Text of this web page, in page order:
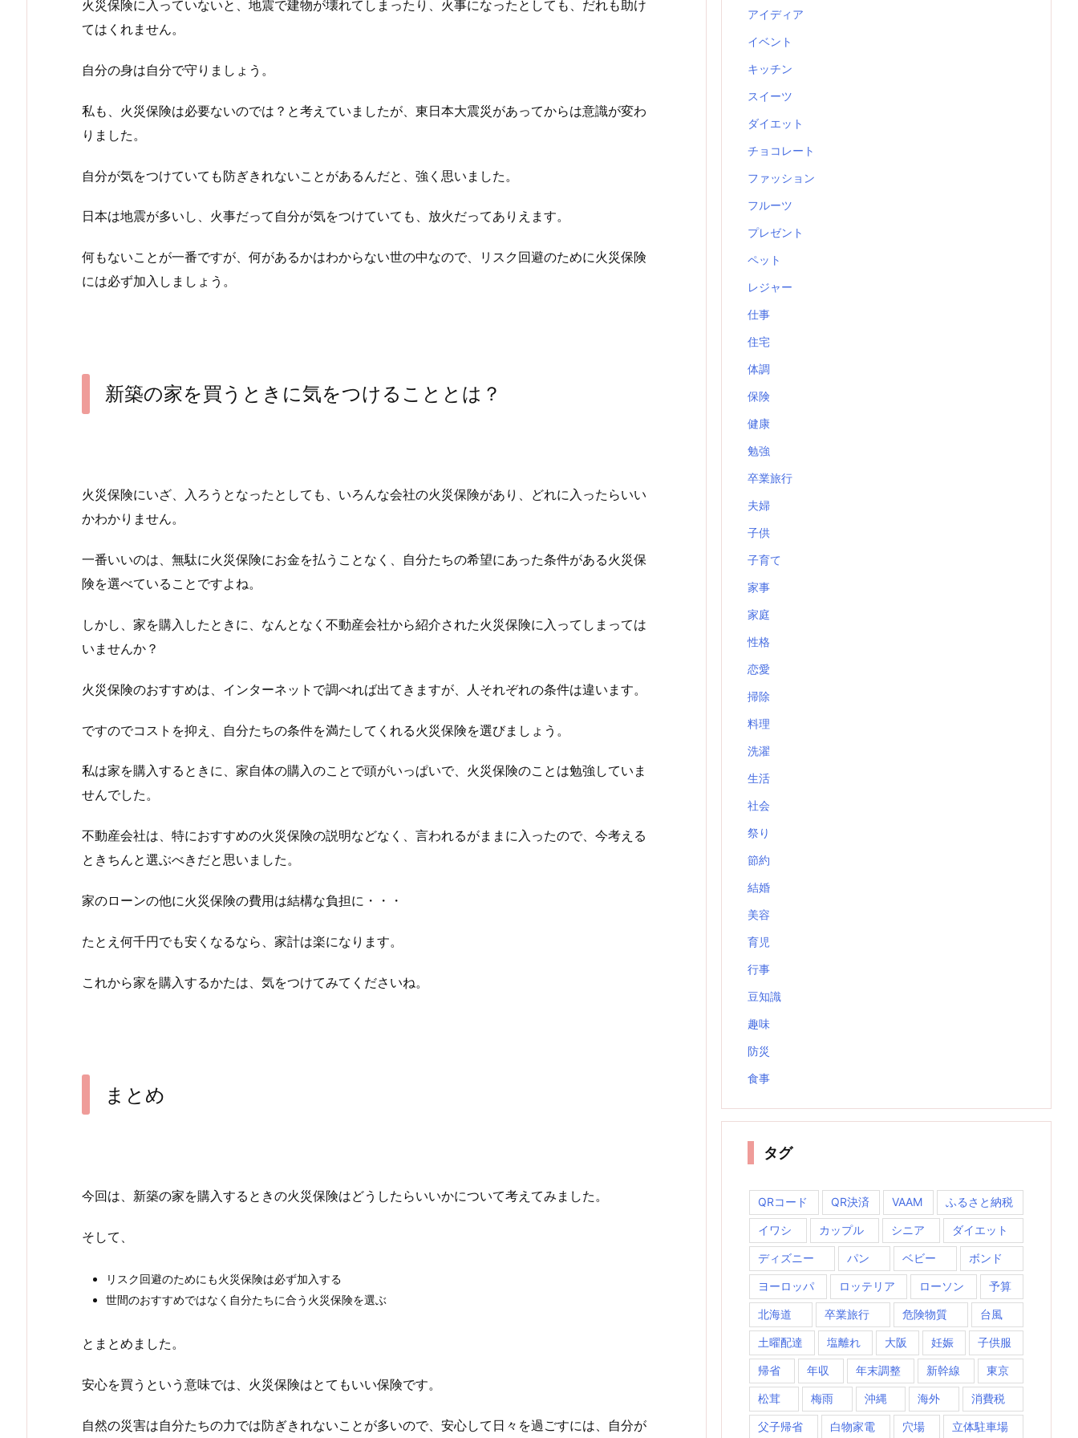
火災保険に入っていないと、地震で建物が壊れてしまったり、火事になったとしても、だれも助け
てはくれません。
自分の身は自分で守りましょう。
私も、火災保険は必要ないのでは？と考えていましたが、東日本大震災があってからは意識が変わ
りました。
自分が気をつけていても防ぎきれないことがあるんだと、強く思いました。
日本は地震が多いし、火事だって自分が気をつけていても、放火だってありえます。
何もないことが一番ですが、何があるかはわからない世の中なので、リスク回避のために火災保険
には必ず加入しましょう。
新築の家を買うときに気をつけることとは？
火災保険にいざ、入ろうとなったとしても、いろんな会社の火災保険があり、どれに入ったらいい
かわかりません。
一番いいのは、無駄に火災保険にお金を払うことなく、自分たちの希望にあった条件がある火災保
険を選べていることですよね。
しかし、家を購入したときに、なんとなく不動産会社から紹介された火災保険に入ってしまっては
いませんか？
火災保険のおすすめは、インターネットで調べれば出てきますが、人それぞれの条件は違います。
ですのでコストを抑え、自分たちの条件を満たしてくれる火災保険を選びましょう。
私は家を購入するときに、家自体の購入のことで頭がいっぱいで、火災保険のことは勉強していま
せんでした。
不動産会社は、特におすすめの火災保険の説明などなく、言われるがままに入ったので、今考える
ときちんと選ぶべきだと思いました。
家のローンの他に火災保険の費用は結構な負担に・・・
たとえ何千円でも安くなるなら、家計は楽になります。
これから家を購入するかたは、気をつけてみてくださいね。
まとめ
今回は、新築の家を購入するときの火災保険はどうしたらいいかについて考えてみました。
そして、
リスク回避のためにも火災保険は必ず加入する
世間のおすすめではなく自分たちに合う火災保険を選ぶ
とまとめました。
安心を買うという意味では、火災保険はとてもいい保険です。
自然の災害は自分たちの力では防ぎきれないことが多いので、安心して日々を過ごすには、自分が
アイディア
イベント
キッチン
スイーツ
ダイエット
チョコレート
ファッション
フルーツ
プレゼント
ペット
レジャー
仕事
住宅
体調
保険
健康
勉強
卒業旅行
夫婦
子供
子育て
家事
家庭
性格
恋愛
掃除
料理
洗濯
生活
社会
祭り
節約
結婚
美容
育児
行事
豆知識
趣味
防災
食事
タグ
QRコード QR決済 VAAM ふるさと納税
イワシ カップル シニア ダイエット
ディズニー パン ベビー ボンド
ヨーロッパ ロッテリア ローソン 予算
北海道 卒業旅行 危険物質 台風
土曜配達 塩離れ 大阪 妊娠 子供服
帰省 年収 年末調整 新幹線 東京
松茸 梅雨 沖縄 海外 消費税
父子帰省 白物家電 穴場 立体駐車場